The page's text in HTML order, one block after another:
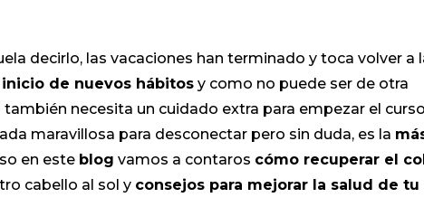
decirlo, las vacaciones han terminado y toca volver a
inicio de nuevos hábitos y como no puede ser de otra
necesita un cuidado extra para empezar el curso
maravillosa para desconectar pero sin duda, es la
en este blog vamos a contaros cómo recuperar el
cabello al sol y consejos para mejorar la salud de tu